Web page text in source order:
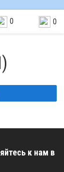
0 0
к нам в